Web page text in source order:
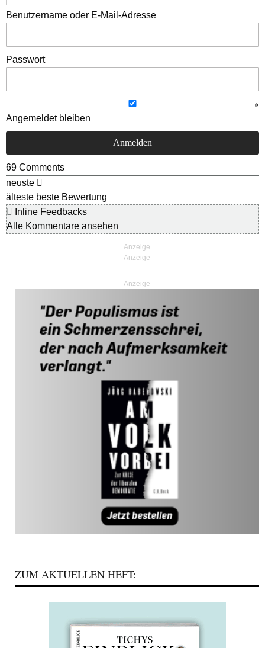
Benutzername oder E-Mail-Adresse
Passwort
Angemeldet bleiben
69 Comments
neuste
älteste beste Bewertung
Inline Feedbacks
Alle Kommentare ansehen
Anzeige
ZUM AKTUELLEN HEFT: